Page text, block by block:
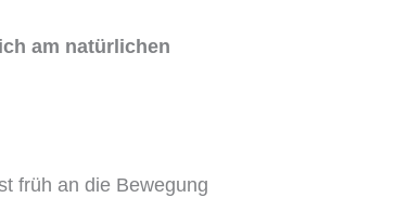
am natürlichen
früh an die Bewegung